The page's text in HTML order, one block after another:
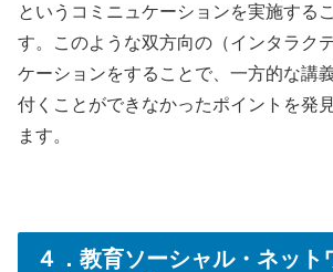
というコミニュケーションを実施する
す。このような双方向の（インタラク
ケーションをすることで、一方的な講
付くことができなかったポイントを発
ます。
４．教育ソーシャル・ネット